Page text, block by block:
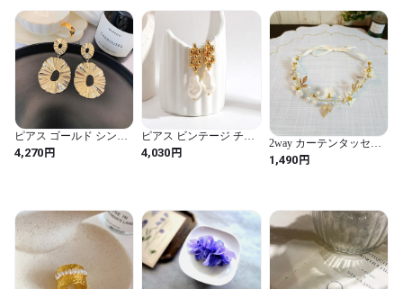
ピアス ゴールド シンプ
ル ドロップ メタル 金属
レディース 女性 トレン
4,270円
ピアス ビンテージ チェ
ーン ドロップ パール 真
珠 ロング 揺れる レディ
4,030円
2way カーテンタッセル
(カチューシャ)フラワー
&パール/ キッズ ヘアア
1,490円